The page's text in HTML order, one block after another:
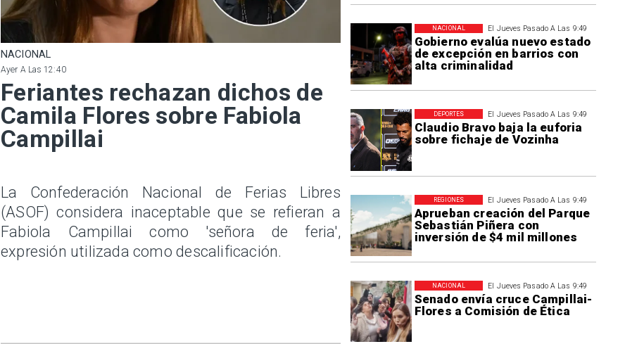
El Jueves Pasado A Las 9:49
Gobierno evalúa nuevo estado
de excepción en barrios con
alta criminalidad
NACIONAL
El Jueves Pasado A Las 9:49
Claudio Bravo baja la euforia
sobre fichaje de Vozinha
DEPORTES
El Jueves Pasado A Las 9:49
Aprueban creación del Parque
Sebastián Piñera con
inversión de $4 mil millones
REGIONES
El Jueves Pasado A Las 9:49
Senado envía cruce Campillai-
Flores a Comisión de Ética
NACIONAL
NACIONAL
Ayer A Las 12:40
Feriantes rechazan dichos de
Camila Flores sobre Fabiola
Campillai
La Confederación Nacional de Ferias Libres
(ASOF) considera inaceptable que se refieran a
Fabiola Campillai como 'señora de feria',
expresión utilizada como descalificación.